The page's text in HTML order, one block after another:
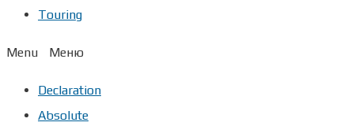
Touring
Menu
Declaration
Absolute